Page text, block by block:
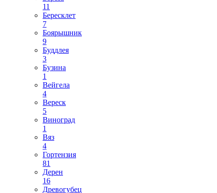
11
Бересклет
7
Боярышник
9
Буддлея
3
Бузина
1
Вейгела
4
Вереск
5
Виноград
1
Вяз
4
Гортензия
81
Дерен
16
Древогубец